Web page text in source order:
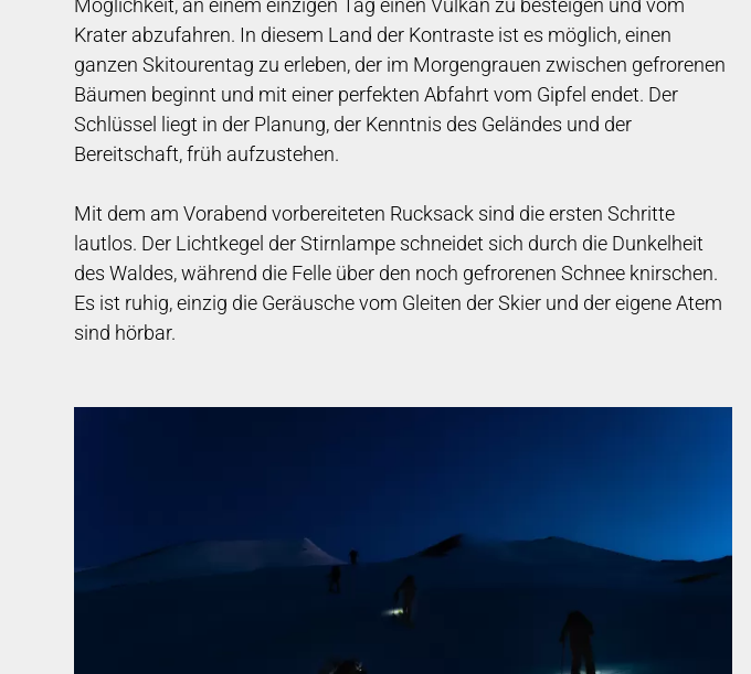
Möglichkeit, an einem einzigen Tag einen Vulkan zu besteigen und vom
Krater abzufahren. In diesem Land der Kontraste ist es möglich, einen
ganzen Skitourentag zu erleben, der im Morgengrauen zwischen gefrorenen
Bäumen beginnt und mit einer perfekten Abfahrt vom Gipfel endet. Der
Schlüssel liegt in der Planung, der Kenntnis des Geländes und der
Bereitschaft, früh aufzustehen.
Mit dem am Vorabend vorbereiteten Rucksack sind die ersten Schritte
lautlos. Der Lichtkegel der Stirnlampe schneidet sich durch die Dunkelheit
des Waldes, während die Felle über den noch gefrorenen Schnee knirschen.
Es ist ruhig, einzig die Geräusche vom Gleiten der Skier und der eigene Atem
sind hörbar.